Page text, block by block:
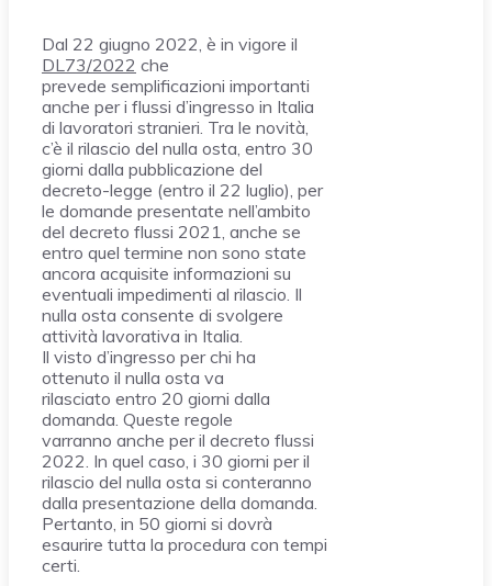
Dal 22 giugno 2022, è in vigore il
DL73/2022 che
prevede semplificazioni importanti
anche per i flussi d’ingresso in Italia
di lavoratori stranieri. Tra le novità,
c’è il rilascio del nulla osta, entro 30
giorni dalla pubblicazione del
decreto-legge (entro il 22 luglio), per
le domande presentate nell’ambito
del decreto flussi 2021, anche se
entro quel termine non sono state
ancora acquisite informazioni su
eventuali impedimenti al rilascio. Il
nulla osta consente di svolgere
attività lavorativa in Italia.
Il visto d’ingresso per chi ha
ottenuto il nulla osta va
rilasciato entro 20 giorni dalla
domanda. Queste regole
varranno anche per il decreto flussi
2022. In quel caso, i 30 giorni per il
rilascio del nulla osta si conteranno
dalla presentazione della domanda.
Pertanto, in 50 giorni si dovrà
esaurire tutta la procedura con tempi
certi.